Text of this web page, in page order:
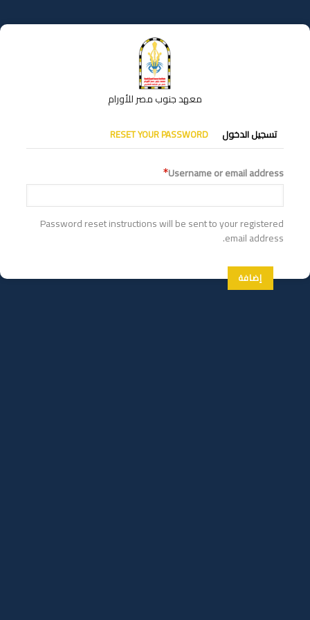
إلى
المحتوى
معهد جنوب مصر للأورام
التبويبات
الأساسية
تسجيل الدخول RESET YOUR PASSWORD
Username or email address
Password reset instructions will be sent to your registered
email address.